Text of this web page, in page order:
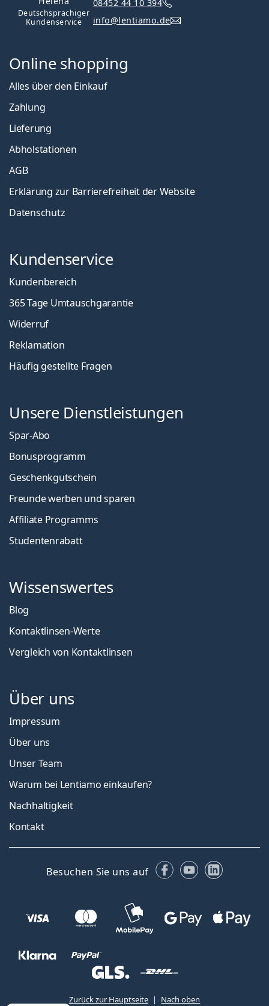
Deutschsprachiger
Kundenservice
08452 44 10 394
info@lentiamo.de
Online shopping
Alles über den Einkauf
Zahlung
Lieferung
Abholstationen
AGB
Erklärung zur Barrierefreiheit der Website
Datenschutz
Kundenservice
Kundenbereich
365 Tage Umtauschgarantie
Widerruf
Reklamation
Häufig gestellte Fragen
Unsere Dienstleistungen
Spar-Abo
Bonusprogramm
Geschenkgutschein
Freunde werben und sparen
Affiliate Programms
Studentenrabatt
Wissenswertes
Blog
Kontaktlinsen-Werte
Vergleich von Kontaktlinsen
Über uns
Impressum
Über uns
Unser Team
Warum bei Lentiamo einkaufen?
Nachhaltigkeit
Kontakt
Besuchen Sie uns auf Facebook
YouTubeLinkedIn
Zurück zur Hauptseite Nach oben